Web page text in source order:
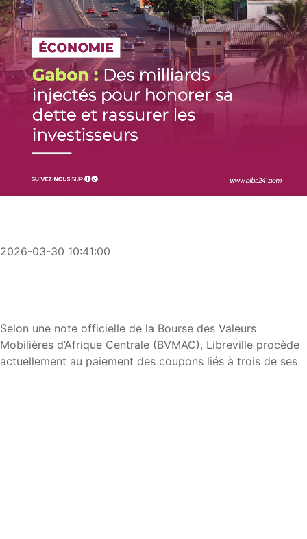
2026-03-30 10:41:00
Selon une note officielle de la Bourse des Valeurs
Mobilières d’Afrique Centrale (BVMAC), Libreville procède
actuellement au paiement des coupons liés à trois de ses